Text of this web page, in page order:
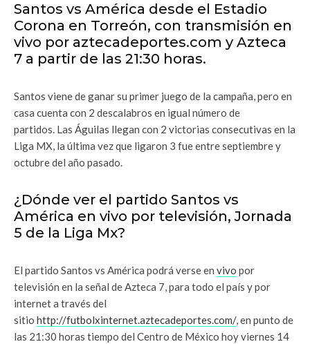
Santos vs América desde el Estadio
Corona en Torreón, con transmisión en
vivo por aztecadeportes.com y Azteca
7 a partir de las 21:30 horas.
Santos viene de ganar su primer juego de la campaña, pero en
casa cuenta con 2 descalabros en igual número de
partidos. Las Águilas llegan con 2 victorias consecutivas en la
Liga MX, la última vez que ligaron 3 fue entre septiembre y
octubre del año pasado.
¿Dónde ver el partido Santos vs
América en vivo por televisión, Jornada
5 de la Liga Mx?
El partido Santos vs América podrá verse en vivo por
televisión en la señal de Azteca 7, para todo el país y por
internet a través del
sitio http://futbolxinternet.aztecadeportes.com/, en punto de
las 21:30 horas tiempo del Centro de México hoy viernes 14